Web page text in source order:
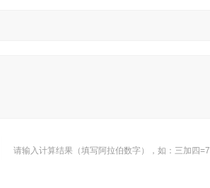
请输入计算结果（填写阿拉伯数字），如：三加四=7